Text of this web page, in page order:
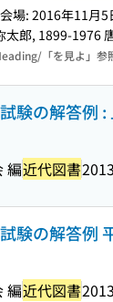
場: 2016年11月
太郎, 1899-1976
「を見よ」参
験の解答例
編近代図書
験の解答例
編近代図書